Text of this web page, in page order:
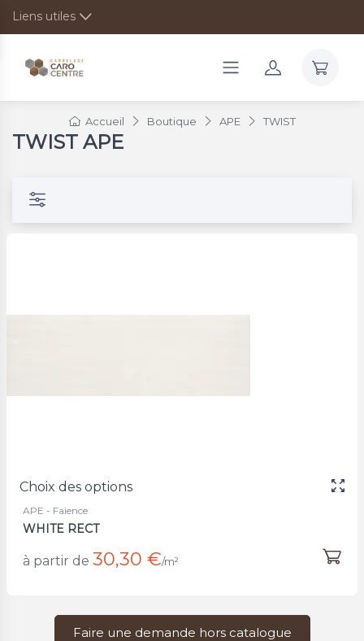
Liens utiles
Accueil Boutique APE TWIST
TWIST APE
Choix des options
APE - Faience
WHITE RECT
à partir de 30,30 €/m²
Faire une demande hors catalogue